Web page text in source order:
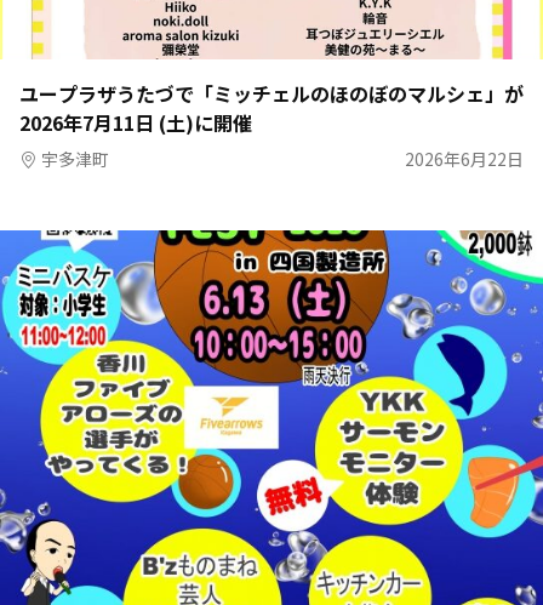
ユープラザうたづで「ミッチェルのほのぼのマルシェ」が
2026年7月11日 (土)に開催
宇多津町 2026年6月22日